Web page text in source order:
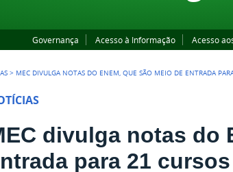
Governança Acesso à Informação Acesso
> MEC DIVULGA NOTAS DO ENEM, QUE SÃO MEIO DE ENTRADA
divulga notas do
para 21